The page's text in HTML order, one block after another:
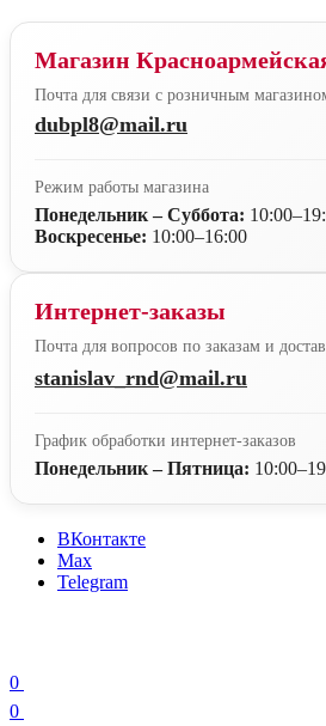
Магазин
Почта для связи с розничным
dubpl8@mail.ru
Режим работы магазина
Понедельник – Суббота:
Воскресенье: 10:00–16:00
Интернет-заказы
Почта для вопросов по заказам и
stanislav_rnd@mail.ru
График обработки интернет-заказов
Понедельник – Пятница:
ВКонтакте
Max
Telegram
0
0